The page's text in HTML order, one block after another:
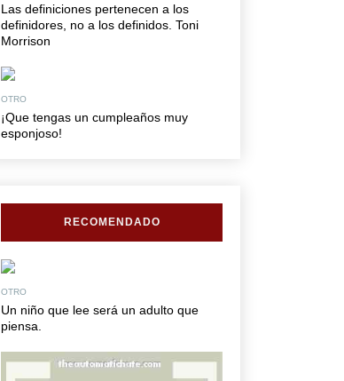
Las definiciones pertenecen a los
definidores, no a los definidos. Toni
Morrison
OTRO
¡Que tengas un cumpleaños muy
esponjoso!
RECOMENDADO
OTRO
Un niño que lee será un adulto que
piensa.